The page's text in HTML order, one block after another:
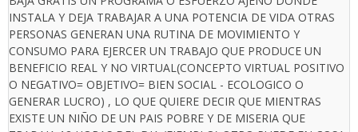
INSTALA Y DEJA TRABAJAR A UNA POTENCIA DE VIDA OTRAS
PERSONAS GENERAN UNA RUTINA DE MOVIMIENTO Y
CONSUMO PARA EJERCER UN TRABAJO QUE PRODUCE UN
BENEFICIO REAL Y NO VIRTUAL(CONCEPTO VIRTUAL POSITIVO
O NEGATIVO= OBJETIVO= BIEN SOCIAL - ECOLOGICO O
GENERAR LUCRO) , LO QUE QUIERE DECIR QUE MIENTRAS
EXISTE UN NIÑO DE UN PAIS POBRE Y DE MISERIA QUE